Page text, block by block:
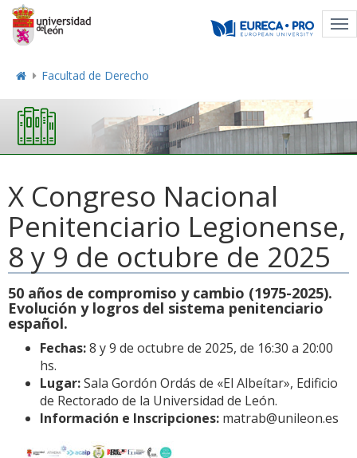
Facultad de Derecho
X Congreso Nacional
Penitenciario Legionense,
8 y 9 de octubre de 2025
50 años de compromiso y cambio (1975-2025).
Evolución y logros del sistema penitenciario
español.
Fechas:8 y 9 de octubre de 2025, de 16:30 a 20:00
hs.
Lugar:Sala Gordón Ordás de «El Albeítar», Edificio
de Rectorado de la Universidad de León.
Información e Inscripciones: matrab@unileon.es